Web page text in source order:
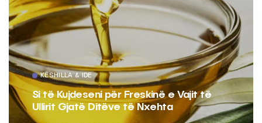
KËSHILLA & IDE
Si të Kujdeseni për Freskinë e Vajit të
Ullirit Gjatë Ditëve të Nxehta